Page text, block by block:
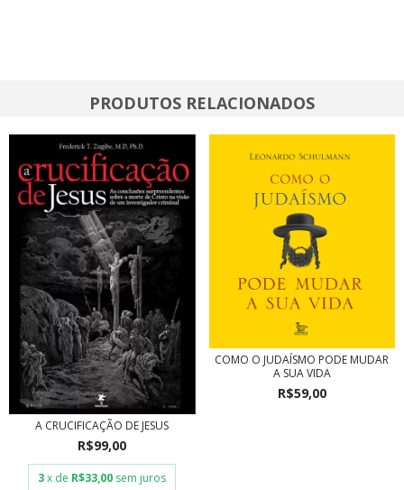
PRODUTOS RELACIONADOS
A CRUCIFICAÇÃO DE JESUS
R$99,00
3x de R$33,00 sem juros
COMO O JUDAÍSMO PODE MUDAR
A SUA VIDA
R$59,00